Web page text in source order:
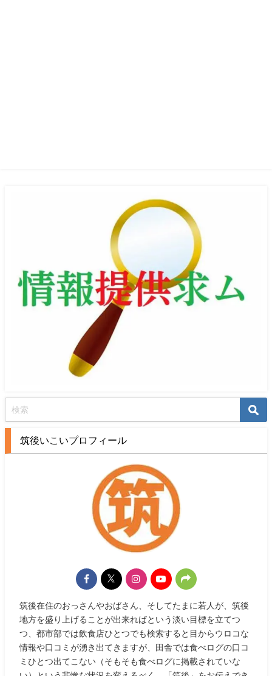
筑後いこいプロフィール
筑後在住のおっさんやおばさん、そしてたまに若人が、筑後
地方を盛り上げることが出来ればという淡い目標を立てつ
つ、都市部では飲食店ひとつでも検索すると目からウロコな
情報や口コミが湧き出てきますが、田舎では食べログの口コ
ミひとつ出てこない（そもそも食べログに掲載されていな